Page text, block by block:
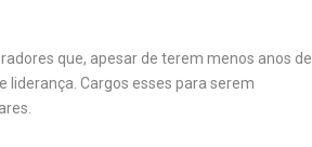
que, apesar de terem menos anos de
liderança. Cargos esses para serem